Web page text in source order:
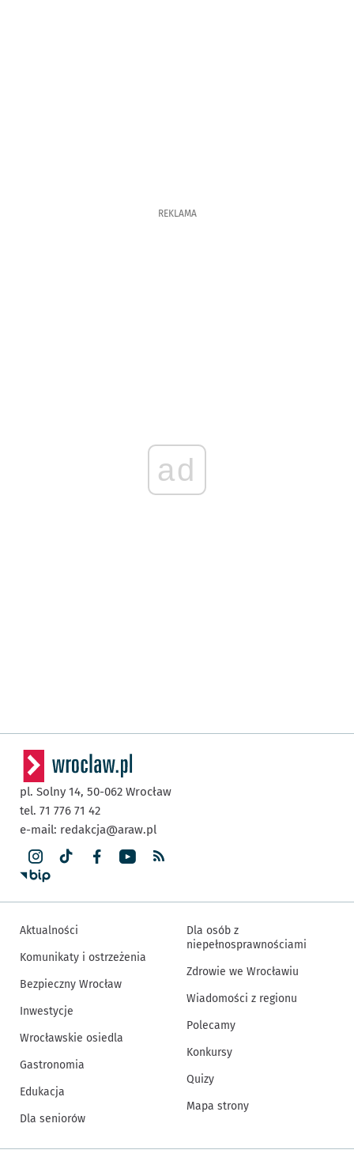
REKLAMA
ad
pl. Solny 14, 50-062 Wrocław
tel. 71 776 71 42
e-mail: redakcja@araw.pl
Aktualności
Komunikaty i ostrzeżenia
Bezpieczny Wrocław
Inwestycje
Wrocławskie osiedla
Gastronomia
Edukacja
Dla seniorów
Dla osób z
niepełnosprawnościami
Zdrowie we Wrocławiu
Wiadomości z regionu
Polecamy
Konkursy
Quizy
Mapa strony